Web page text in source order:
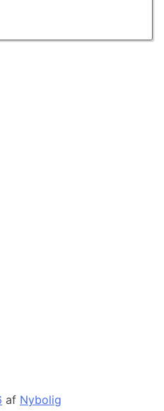
af Nybolig